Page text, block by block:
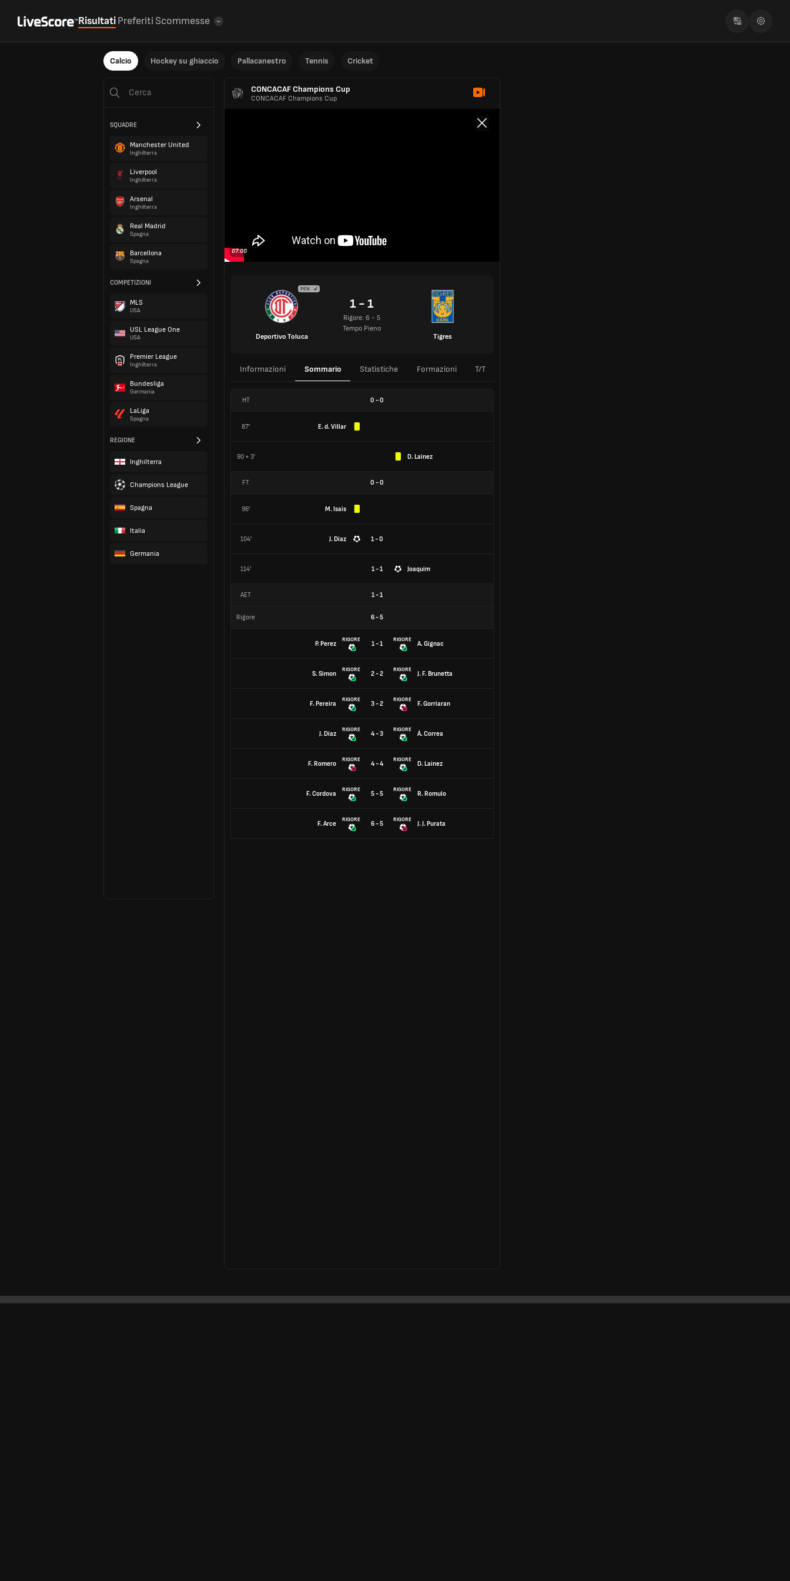
RisultatiPreferiti Scommesse
Calcio Hockey su ghiaccio Pallacanestro Tennis Cricket
SQUADRE
Manchester United
Inghilterra
Liverpool
Inghilterra
Arsenal
Inghilterra
Real Madrid
Spagna
Barcellona
Spagna
COMPETIZIONI
MLS
USA
USL League One
USA
Premier League
Inghilterra
Bundesliga
Germania
LaLiga
Spagna
REGIONE
Inghilterra
Champions League
Spagna
Italia
Germania
CONCACAF Champions Cup
CONCACAF Champions Cup
07:00
PEN
Deportivo Toluca
1 - 1
Rigore: 6 - 5
Tempo Pieno
Tigres
Informazioni Sommario Statistiche Formazioni T/T
HT 0 -0
87' E. d. Villar
90 + 3' D. Lainez
FT 0 -0
96' M. Isais
104' J. Diaz 1 - 0
114' 1 - 1 Joaquim
AET 1-1
Rigore 6-5
P. Perez
RIGORE
1 - 1
RIGORE
A. Gignac
S. Simon
RIGORE
2 - 2
RIGORE
J. F. Brunetta
F. Pereira
RIGORE
3 - 2
RIGORE
F. Gorriaran
J. Diaz
RIGORE
4 - 3
RIGORE
Á. Correa
F. Romero
RIGORE
4 - 4
RIGORE
D. Lainez
F. Cordova
RIGORE
5 - 5
RIGORE
R. Romulo
F. Arce
RIGORE
6 - 5
RIGORE
J. J. Purata